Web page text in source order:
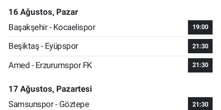
16 Ağustos, Pazar
Başakşehir - Kocaelispor
19:00
Beşiktaş - Eyüpspor 21:30
Amed - Erzurumspor FK 21:30
17 Ağustos, Pazartesi
Samsunspor - Göztepe
21:30